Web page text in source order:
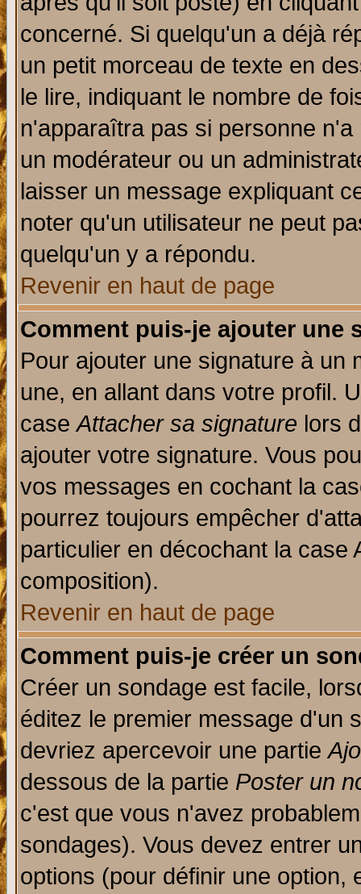
concerné. Si quelqu'un a déjà
un petit morceau de texte en
le lire, indiquant le nombre de
n'apparaîtra pas si personne
un modérateur ou un
laisser un message expliquant
noter qu'un utilisateur ne peut
quelqu'un y a répondu.
Revenir en haut de page
Comment puis-je ajouter une
Pour ajouter une signature à un
une, en allant dans votre profil.
caseAttacher sa signature lors
ajouter votre signature. Vous
vos messages en cochant la
pourrez toujours empêcher
particulier en décochant la
composition).
Revenir en haut de page
Comment puis-je créer un
Créer un sondage est facile,
éditez le premier message d'un
devriez apercevoir une partie
dessous de la partie Poster un
c'est que vous n'avez
sondages). Vous devez entrer
options (pour définir une option,